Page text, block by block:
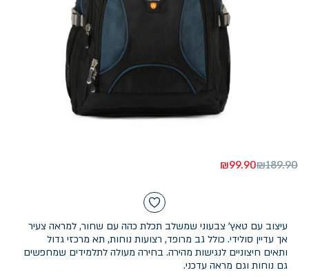
₪189.90
₪99.90
עיצוב עם טאץ' צבעוני שמשלב תכלת כהה עם שחור, למראה צעיר
אך עדיין סולידי. כולל גב מרופד, רצועות נוחות, תא מרכזי גדול
ותאים חיצוניים לנגישות מהירה. בחירה מעולה לתלמידים שמחפשים
גם נוחות וגם מראה עדכני.